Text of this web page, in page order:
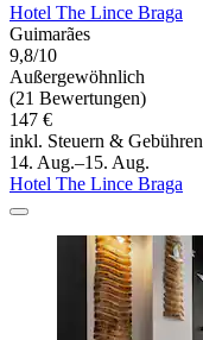
Hotel The Lince Braga
Guimarães
9,8/10
Außergewöhnlich
(21 Bewertungen)
147 €
inkl. Steuern & Gebühren
14. Aug.–15. Aug.
Hotel The Lince Braga